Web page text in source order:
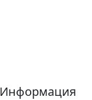
Информация